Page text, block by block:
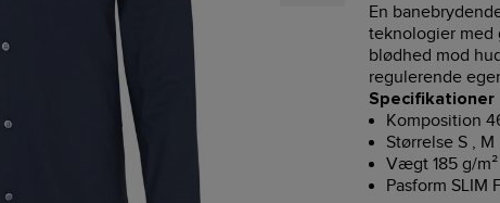
En
teknologier med
blødhed mod
regulerende
Specifikationer
Komposition
Størrelse S , M
Vægt 185 g/m²
Pasform SLIM